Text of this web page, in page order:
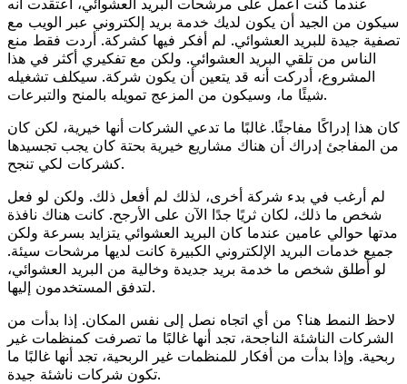
سيكون من الجيد أن يكون لديك خدمة بريد إلكتروني عبر الويب مع
تصفية جيدة للبريد العشوائي. لم أفكر فيها كشركة. أردت فقط منع
الناس من تلقي البريد العشوائي. ولكن مع تفكيري أكثر في هذا
المشروع، أدركت أنه قد يتعين أن يكون شركة. سيكلف تشغيله
شيئًا ما، وسيكون من المزعج تمويله بالمنح والتبرعات.
كان هذا إدراكًا مفاجئًا. غالبًا ما تدعي الشركات أنها خيرية، لكن كان
من المفاجئ إدراك أن هناك مشاريع خيرية بحتة كان يجب تجسيدها
كشركات لكي تنجح.
لم أرغب في بدء شركة أخرى، لذلك لم أفعل ذلك. ولكن لو فعل
شخص ما ذلك، لكان ثريًا جدًا الآن على الأرجح. كانت هناك نافذة
مدتها حوالي عامين عندما كان البريد العشوائي يتزايد بسرعة ولكن
جميع خدمات البريد الإلكتروني الكبيرة كانت لديها مرشحات سيئة.
لو أطلق شخص ما خدمة بريد جديدة وخالية من البريد العشوائي،
لتدفق المستخدمون إليها.
لاحظ النمط هنا؟ من أي اتجاه نصل إلى نفس المكان. إذا بدأت من
الشركات الناشئة الناجحة، تجد أنها غالبًا ما تصرفت كمنظمات غير
ربحية. وإذا بدأت من أفكار للمنظمات غير الربحية، تجد أنها غالبًا ما
تكون شركات ناشئة جيدة.